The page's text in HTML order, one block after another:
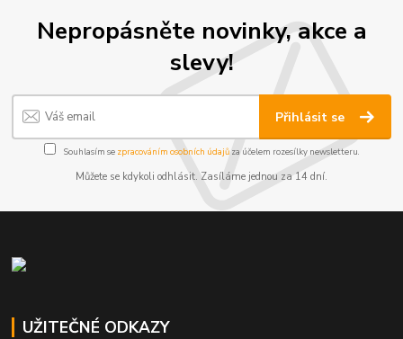
Nepropásněte novinky, akce a
slevy!
Přihlásit se
Souhlasím se zpracováním osobních údajůza účelem rozesílky newsletteru.
Můžete se kdykoli odhlásit. Zasíláme jednou za 14 dní.
UŽITEČNÉ ODKAZY